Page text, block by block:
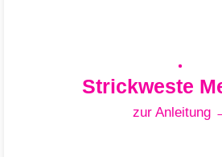
Strickweste
zur Anleitung